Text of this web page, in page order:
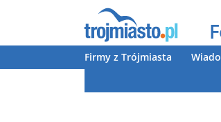
Firmy z Trójmiasta